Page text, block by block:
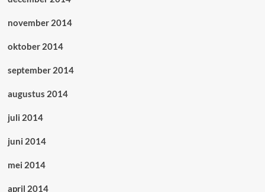
november 2014
oktober 2014
september 2014
augustus 2014
juli 2014
juni 2014
mei 2014
april 2014